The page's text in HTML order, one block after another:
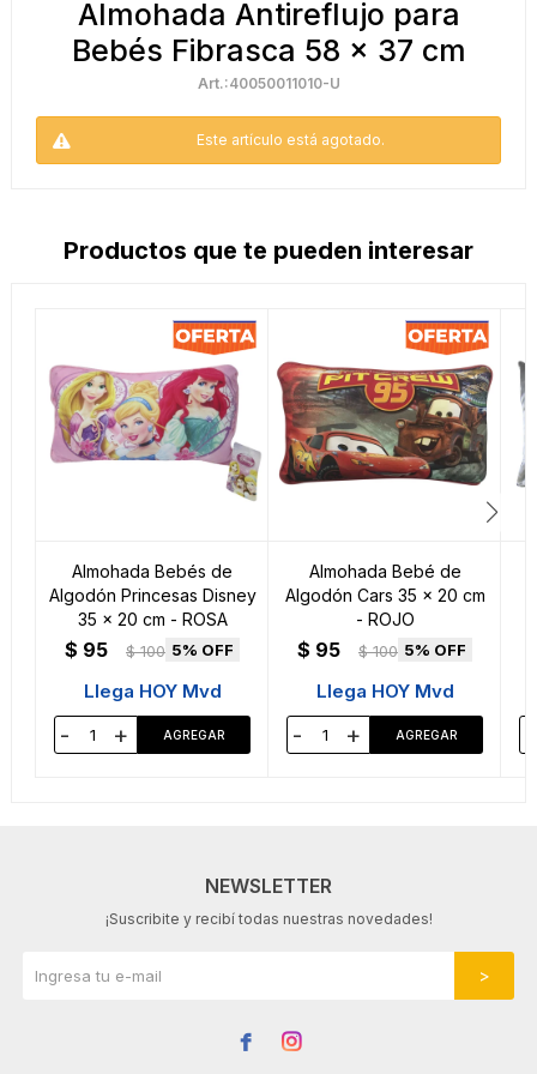
Almohada Antireflujo para
Bebés Fibrasca 58 x 37 cm
40050011010-U
Este artículo está agotado.
Productos que te pueden interesar
Almohada Bebés de
Algodón Princesas Disney
35 x 20 cm - ROSA
$ 95 $ 100 5
Llega HOY Mvd
- +
Almohada Bebé de
Algodón Cars 35 x 20 cm
- ROJO
$ 95 $ 100 5
Llega HOY Mvd
- +
NEWSLETTER
¡Suscribite y recibí todas nuestras novedades!
 